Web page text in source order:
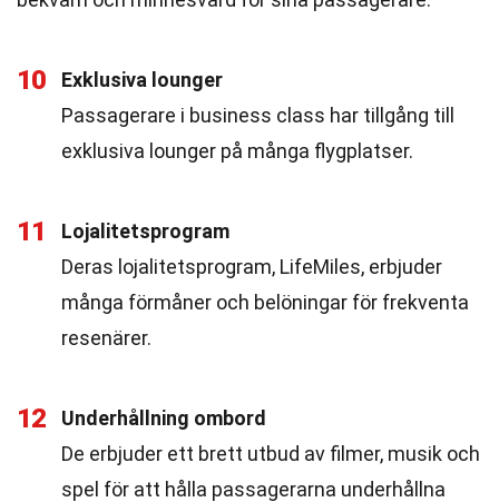
10
Exklusiva lounger
Passagerare i business class har tillgång till
exklusiva lounger på många flygplatser.
11
Lojalitetsprogram
Deras lojalitetsprogram, LifeMiles, erbjuder
många förmåner och belöningar för frekventa
resenärer.
12
Underhållning ombord
De erbjuder ett brett utbud av filmer, musik och
spel för att hålla passagerarna underhållna